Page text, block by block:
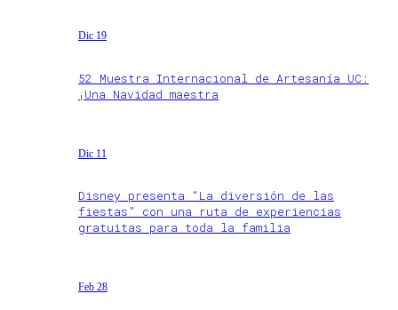
Dic 19
52 Muestra Internacional de Artesanía UC:
¡Una Navidad maestra
Dic 11
Disney presenta “La diversión de las
fiestas” con una ruta de experiencias
gratuitas para toda la familia
Feb 28